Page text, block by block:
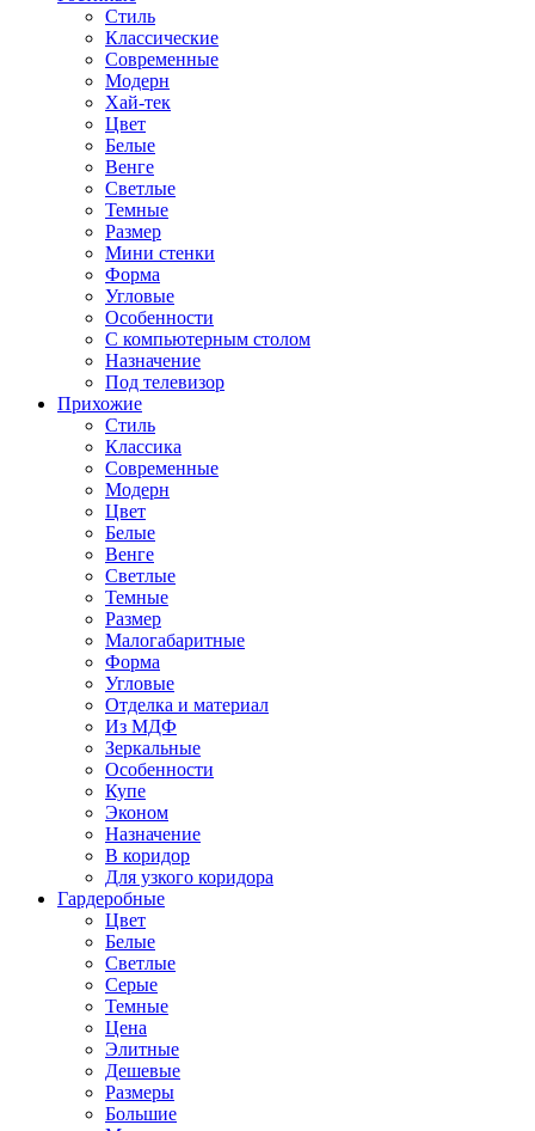
Стиль
Классические
Современные
Модерн
Хай-тек
Цвет
Белые
Венге
Светлые
Темные
Размер
Мини стенки
Форма
Угловые
Особенности
С компьютерным столом
Назначение
Под телевизор
Прихожие
Стиль
Классика
Современные
Модерн
Цвет
Белые
Венге
Светлые
Темные
Размер
Малогабаритные
Форма
Угловые
Отделка и материал
Из МДФ
Зеркальные
Особенности
Купе
Эконом
Назначение
В коридор
Для узкого коридора
Гардеробные
Цвет
Белые
Светлые
Серые
Темные
Цена
Элитные
Дешевые
Размеры
Большие